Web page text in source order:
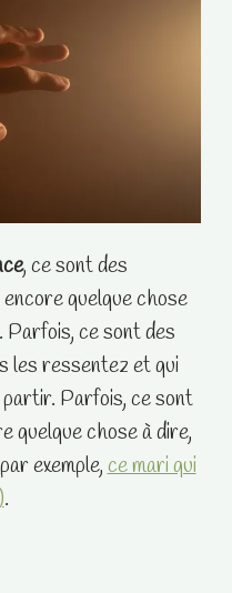
, ce sont des
quelque chose
Parfois, ce sont des
les ressentez et qui
Parfois, ce sont
quelque chose à dire,
exemple,ce mari qui
.